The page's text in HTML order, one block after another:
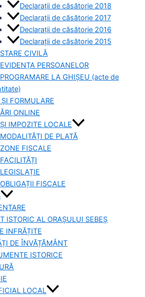
Declarații de căsătorie 2018
Declarații de căsătorie 2017
Declarații de căsătorie 2016
Declarații de căsătorie 2015
STARE CIVILĂ
EVIDENȚA PERSOANELOR
PROGRAMARE LA GHIȘEU (acte de
FORMULARE
ONLINE
IMPOZITE LOCALE
MODALITĂȚI DE PLATĂ
ZONE FISCALE
FACILITĂȚI
LEGISLAȚIE
OBLIGAȚII FISCALE
ISTORIC AL ORAȘULUI SEBEȘ
INFRĂȚITE
DE ÎNVĂȚĂMÂNT
ISTORICE
LOCAL